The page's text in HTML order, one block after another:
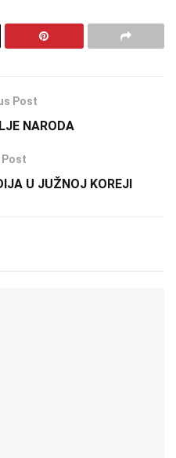
Post
NARODA
Post
U JUŽNOJ KOREJI